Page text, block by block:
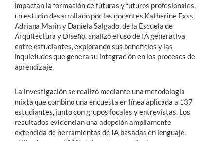
impactan la formación de futuras y futuros profesionales,
un estudio desarrollado por las docentes Katherine Exss,
Adriana Marin y Daniela Salgado, de la Escuela de
Arquitectura y Diseño, analizó el uso de IA generativa
entre estudiantes, explorando sus beneficios y las
inquietudes que genera su integración en los procesos de
aprendizaje.
La investigación se realizó mediante una metodología
mixta que combinó una encuesta en línea aplicada a 137
estudiantes, junto con grupos focales y entrevistas. Los
resultados evidencian una adopción ampliamente
extendida de herramientas de IA basadas en lenguaje,